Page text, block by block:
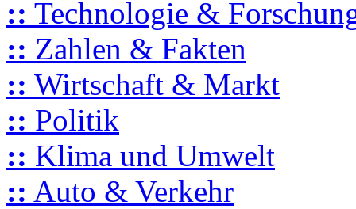
:: Technologie &
:: Zahlen & Fakten
:: Wirtschaft & Markt
:: Politik
:: Klima und Umwelt
:: Auto & Verkehr